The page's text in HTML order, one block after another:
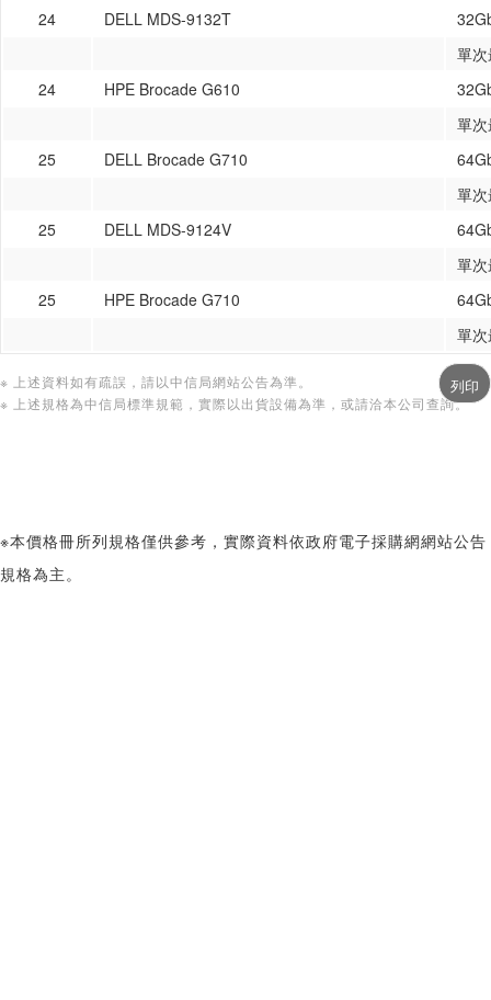
24 DELL MDS-9132T
單
24
HPE Brocade G610
單
25
DELL Brocade G710
單
25
DELL MDS-9124V
單
25
HPE Brocade G710
單
※ 上述資料如有疏誤，請以中信局網站公告為準。
※ 上述規格為中信局標準規範，實際以出貨設備為準，或請洽本公司查詢。
※本價格冊所列規格僅供參考，實際資料依政府電子採購網網站公告
規格為主。